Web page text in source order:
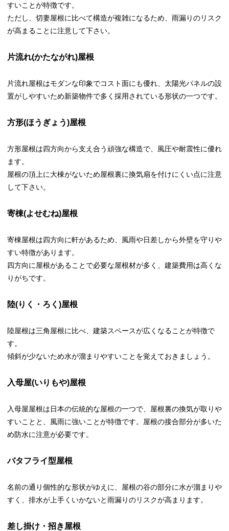
すいことが特徴です。
ただし、切妻屋根に比べて構造が複雑になるため、雨漏りのリスク
が高まることに注意して下さい。
片流れ(かたながれ)屋根
片流れ屋根はモダンな印象でコスト面にも優れ、太陽光パネルの設
置がしやすいため新築物件で多く採用されている形状の一つです。
方形(ほうぎょう)屋根
方形屋根は四方向から支え合う頑強な構造で、風圧や耐震性に優れ
ます。
屋根の頂上に大棟がないため屋根裏に換気扇を付けにくい点に注意
して下さい。
寄棟(よせむね)屋根
寄棟屋根は四方向に軒があるため、風雨や日差しから外壁を守りや
すい特徴があります。
四方向に屋根があることで必要な屋根材が多く、建築費用は高くな
りがちです。
陸(りく・ろく)屋根
陸屋根は三角屋根に比べ、建築スペースが広くなることが特徴で
す。
傾斜が少ないため水が溜まりやすいことを覚えておきましょう。
入母屋(いりもや)屋根
入母屋屋根は日本の伝統的な屋根の一つで、屋根裏の換気が取りや
すいことと、風雨に強いことが特徴です。屋根の接合部分が多いた
め防水に注意が必要です。
バタフライ型屋根
名前の通り個性的な形状がゆえに、屋根の谷の部分に水が溜まりや
すく、排水が上手くいかないと雨漏りのリスクが高まります。
差し掛け・招き屋根